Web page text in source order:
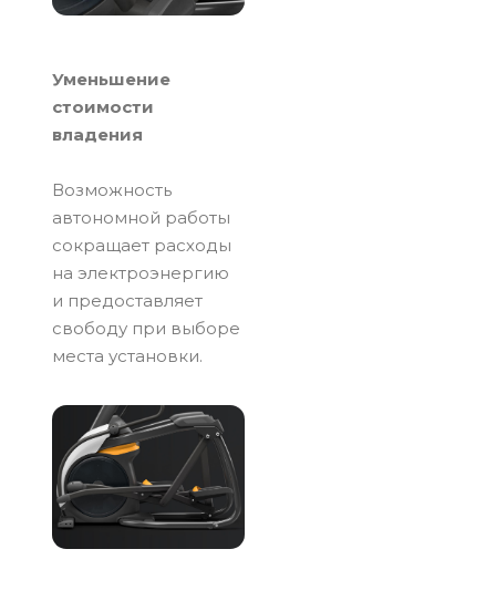
Уменьшение
стоимости
владения
Возможность
автономной работы
сокращает расходы
на электроэнергию
и предоставляет
свободу при выборе
места установки.